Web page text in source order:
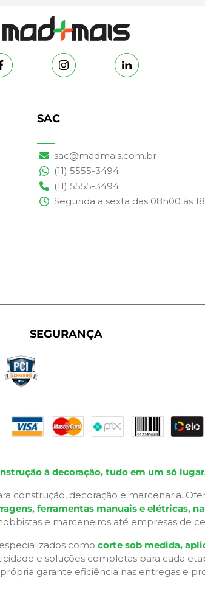
SAC
sac@madmais.com.br
(11) 5555-3494
(11) 5555-3494
Segunda a sexta das 08h00 às
SEGURANÇA
à decoração, tudo em um só
construção, decoração e marcenaria.
ferramentas manuais e elétricas,
e marceneiros até empresas de
como corte sob medida,
e soluções completas para cada
garante eficiência nas entregas e